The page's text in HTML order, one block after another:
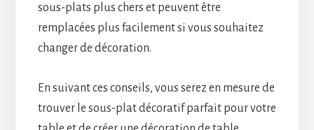
sous-plats plus chers et peuvent être
remplacées plus facilement si vous souhaitez
changer de décoration.
En suivant ces conseils, vous serez en mesure de
trouver le sous-plat décoratif parfait pour votre